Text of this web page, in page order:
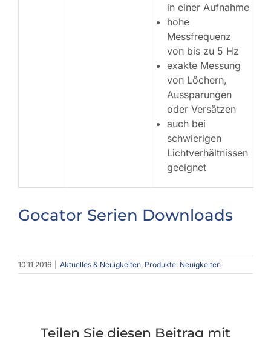
in einer Aufnahme
hohe
Messfrequenz
von bis zu 5 Hz
exakte Messung
von Löchern,
Aussparungen
oder Versätzen
auch bei
schwierigen
Lichtverhältnissen
geeignet
Gocator Serien Downloads
10.11.2016 Aktuelles & Neuigkeiten Produkte: Neuigkeiten
Teilen Sie diesen Beitrag mit